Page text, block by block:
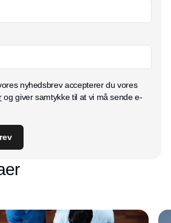
nyhedsbrev accepterer du vores
og giver samtykke til at vi må sende e-